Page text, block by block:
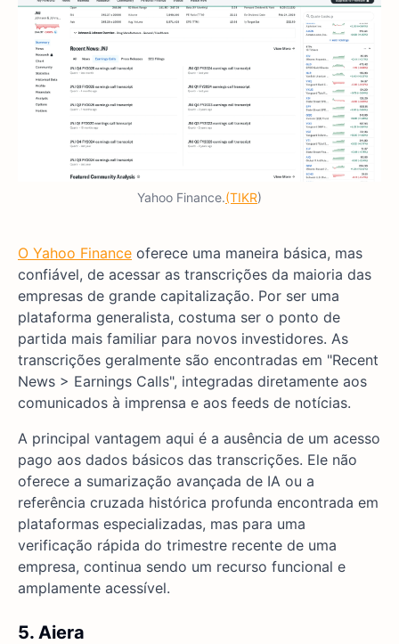
Yahoo Finance.(TIKR)
O Yahoo Finance oferece uma maneira básica, mas
confiável, de acessar as transcrições da maioria das
empresas de grande capitalização. Por ser uma
plataforma generalista, costuma ser o ponto de
partida mais familiar para novos investidores. As
transcrições geralmente são encontradas em "Recent
News > Earnings Calls", integradas diretamente aos
comunicados à imprensa e aos feeds de notícias.
A principal vantagem aqui é a ausência de um acesso
pago aos dados básicos das transcrições. Ele não
oferece a sumarização avançada de IA ou a
referência cruzada histórica profunda encontrada em
plataformas especializadas, mas para uma
verificação rápida do trimestre recente de uma
empresa, continua sendo um recurso funcional e
amplamente acessível.
5. Aiera